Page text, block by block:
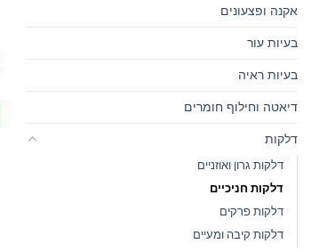
אקנה ופצעונים
בעיות עור
בעיות ראיה
דיאטה וחילוף חומרים
דלקות
דלקות גרון ואוזניים
דלקות חניכיים
דלקות פרקים
דלקות קיבה ומעיים